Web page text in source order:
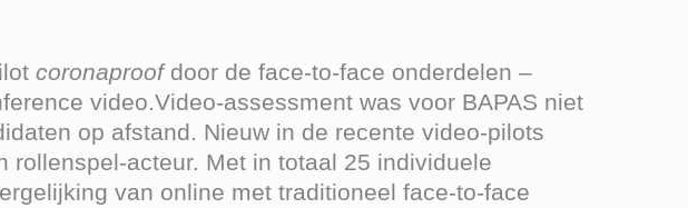
coronaproofdoor de face-to-face onderdelen –
video.Video-assessment was voor BAPAS niet
op afstand. Nieuw in de recente video-pilots
rollenspel-acteur. Met in totaal 25 individuele
van online met traditioneel face-to-face